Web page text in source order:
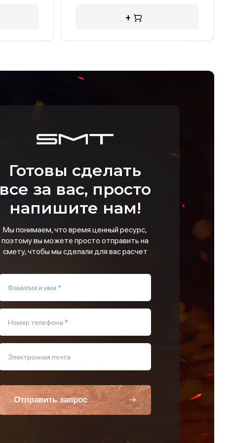
+
Готовы сделать
все за вас, просто
напишите нам!
Мы понимаем, что время ценный ресурс,
поэтому вы можете просто отправить на
смету, чтобы мы сделали для вас расчет
Фамилия и имя *
Номер телефона *
Электронная почта
Отправить запрос